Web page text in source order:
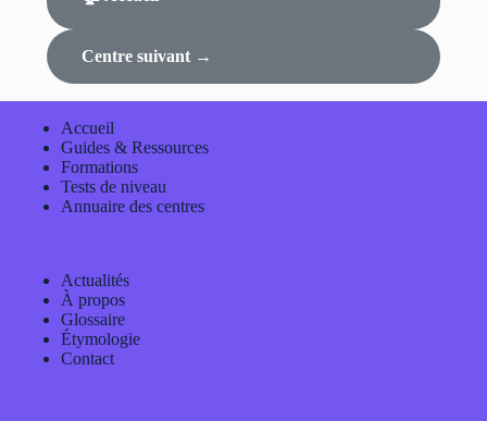
Centre suivant →
Accueil
Guides & Ressources
Formations
Tests de niveau
Annuaire des centres
Actualités
À propos
Glossaire
Étymologie
Contact